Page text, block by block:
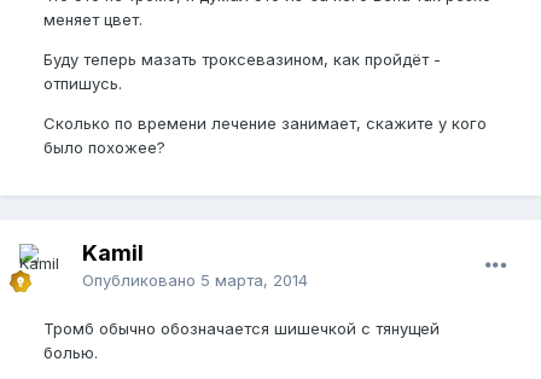
меняет цвет.
Буду теперь мазать троксевазином, как пройдёт -
отпишусь.
Сколько по времени лечение занимает, скажите у кого
было похожее?
Kamil
Опубликовано 5 марта, 2014
Тромб обычно обозначается шишечкой с тянущей
болью.